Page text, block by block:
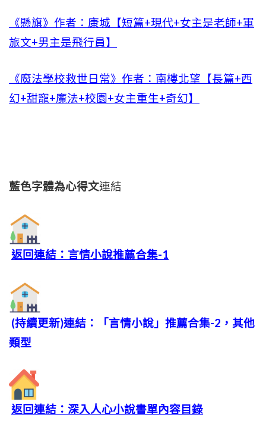
《懸旗》作者：康城【短篇+現代+女主是老師+軍
旅文+男主是飛行員】
《魔法學校救世日常》作者：南樓北望【長篇+西
幻+甜寵+魔法+校園+女主重生+奇幻】
藍色字體為心得文連結
返回連結：言情小說推薦合集-1
(持續更新)連結：「言情小說」推薦合集-2，其他
類型
返回連結：深入人心小說書單內容目錄